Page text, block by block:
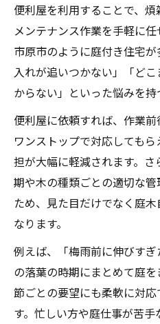
便利屋を利用することで、
メンテナンス作業を手軽に
市原市のように庭付き住宅
入れが追いつかない」「ど
からない」といった悩みを持
便利屋に依頼すれば、作業
ワンストップで対応しても
担が大幅に軽減されます。
期や木の種類ごとの適切な
ため、見た目だけでなく庭
なります。
例えば、「梅雨前に伸びす
の落葉の時期にまとめて庭
節ごとの要望にも柔軟に対
す。忙しい方や庭仕事が苦